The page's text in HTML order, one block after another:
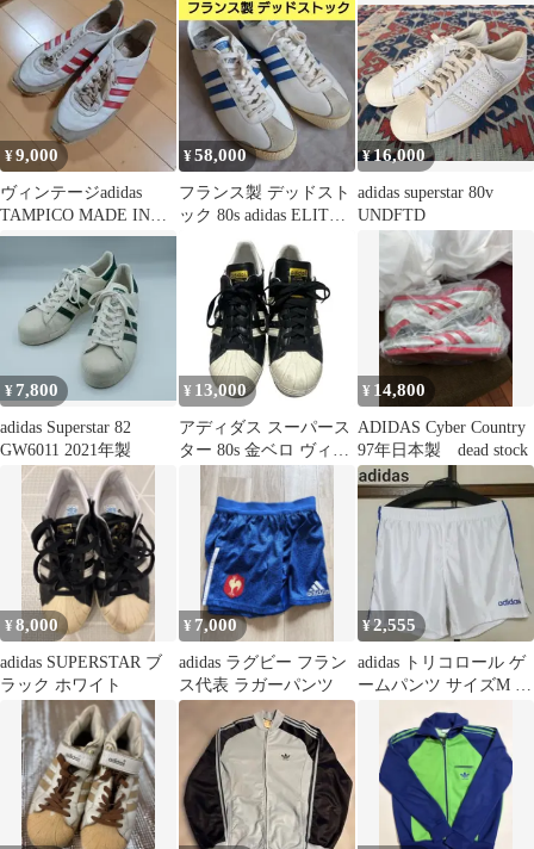
¥9,000
ヴィンテージadidas
TAMPICO MADE IN
FRANCE
¥58,000
フランス製 デッドスト
ック 80s adidas ELITE
エリート
¥16,000
adidas superstar 80v
UNDFTD
¥ 7,800
adidas Superstar 82
GW6011 2021年製
¥ 13,000
アディダス スーパース
ター 80s 金ベロ ヴィン
テージ DX 26.5
¥ 14,800
ADIDAS Cyber Country
97年日本製 dead stock
¥8,000
adidas SUPERSTAR ブ
ラック ホワイト
¥ 7,000
adidas ラグビー フラン
ス代表 ラガーパンツ
¥2,555
adidas トリコロール ゲ
ームパンツ サイズM デ